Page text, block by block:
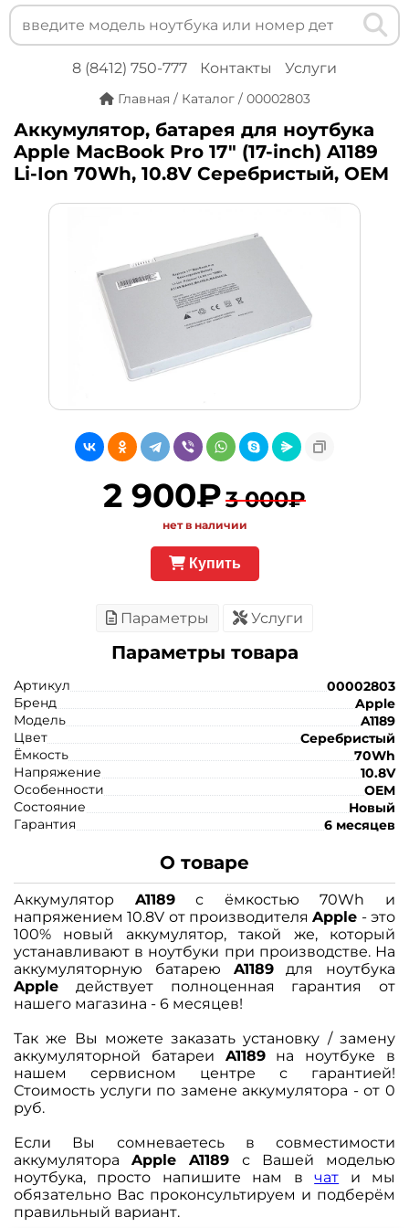
8 (8412) 750-777 Контакты Услуги
Главная / Каталог / 00002803
Аккумулятор, батарея для ноутбука
Apple MacBook Pro 17" (17-inch) A1189
Li-Ion 70Wh, 10.8V Серебристый, OEM
2 900₽3 000₽
нет в наличии
Купить
Параметры Услуги
Параметры товара
Артикул
00002803
Бренд
Apple
Модель
A1189
Цвет
Серебристый
Ёмкость
70Wh
Напряжение
10.8V
Особенности
OEM
Состояние
Новый
Гарантия
6 месяцев
О товаре
Аккумулятор A1189с ёмкостью 70Wh и
напряжением 10.8V от производителяApple - это
100% новый аккумулятор, такой же, который
устанавливают в ноутбуки при производстве. На
аккумуляторную батарею A1189для ноутбука
Apple действует полноценная гарантия от
нашего магазина - 6 месяцев!
Так же Вы можете заказать установку / замену
аккумуляторной батареи A1189на ноутбуке в
нашем сервисном центре с гарантией!
Стоимость услуги по замене аккумулятора - от 0
руб.
Если Вы сомневаетесь в совместимости
аккумулятораApple A1189 с Вашей моделью
ноутбука, просто напишите нам вчат и мы
обязательно Вас проконсультируем и подберём
правильный вариант.